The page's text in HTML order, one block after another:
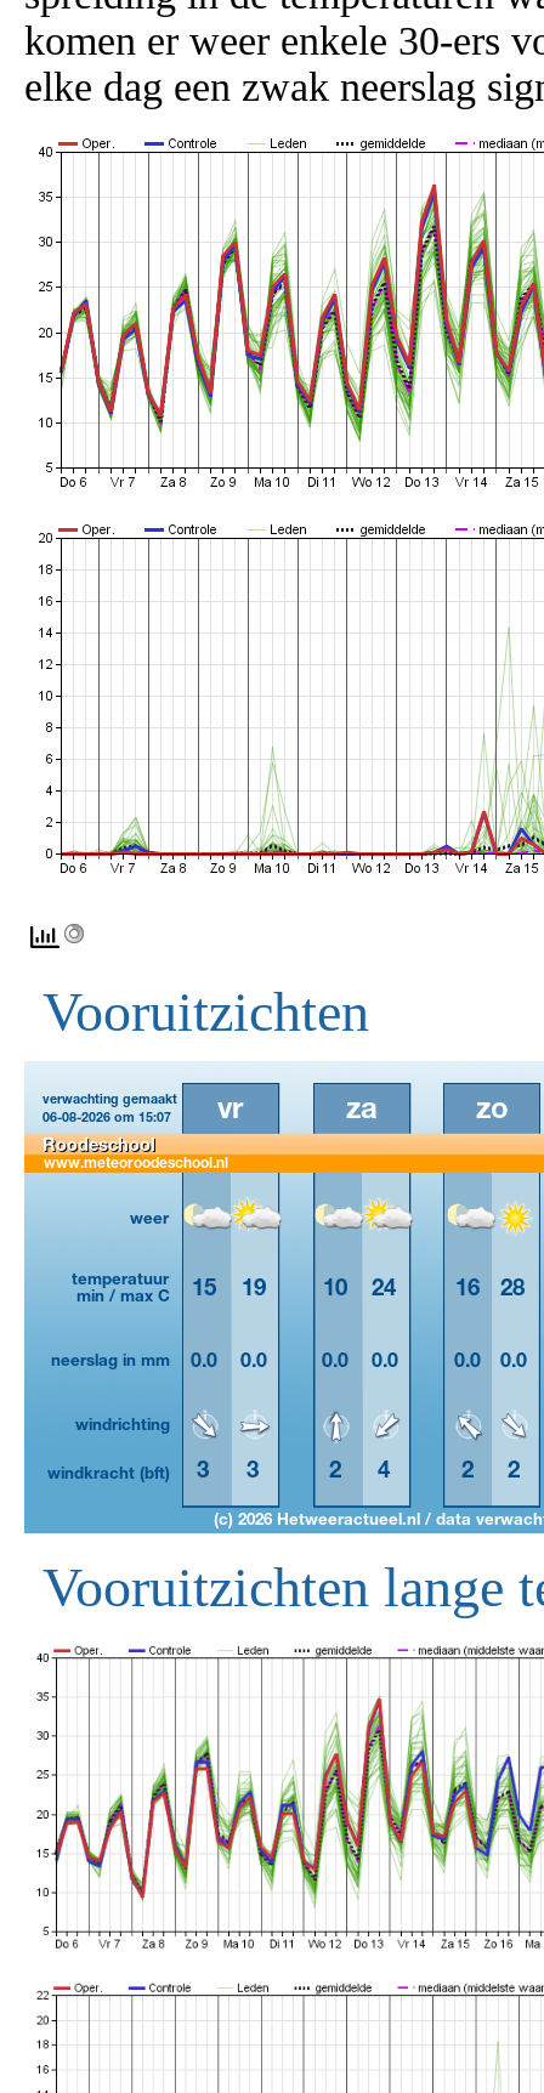
komen er weer enkele 30-ers
elke dag een zwak neerslag
Vooruitzichten
Vooruitzichten lange